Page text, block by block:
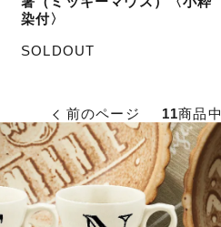
染付〉
SOLDOUT
前のページ 11商品中